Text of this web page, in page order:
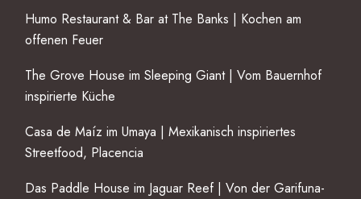
Humo Restaurant & Bar at The Banks | Kochen am
offenen Feuer
The Grove House im Sleeping Giant | Vom Bauernhof
inspirierte Küche
Casa de Maíz im Umaya | Mexikanisch inspiriertes
Streetfood, Placencia
Das Paddle House im Jaguar Reef | Von der Garifuna-